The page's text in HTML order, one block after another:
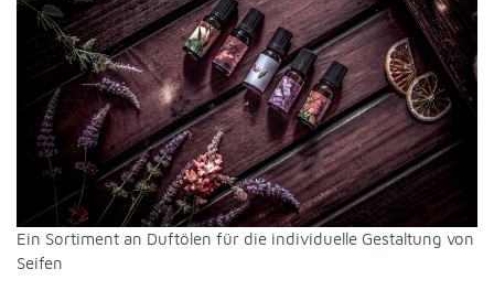
Ein Sortiment an Duftölen für die individuelle Gestaltung von
Seifen